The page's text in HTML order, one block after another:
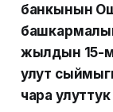
банкынын
жылдын 15-
улут
чара